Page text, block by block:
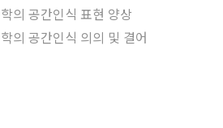
의 공간인식 표현 양상
의 공간인식 의의 및 결어